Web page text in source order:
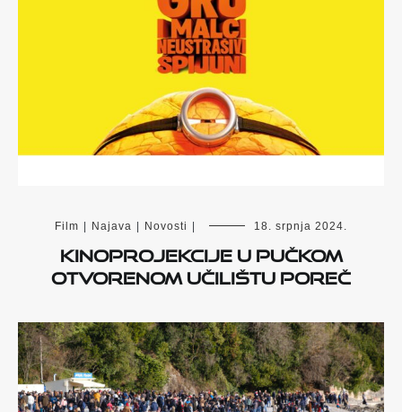
Film | Najava | Novosti | 18. srpnja 2024.
Kinoprojekcije u Pučkom
otvorenom učilištu Poreč